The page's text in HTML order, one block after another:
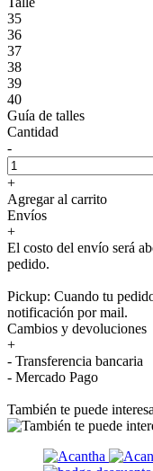
35
36
37
38
39
40
Guía de talles
Cantidad
-
+
Agregar al carrito
Envíos
+
El costo del envío será
pedido.
Pickup: Cuando tu
notificación por mail.
Cambios y devoluciones
+
- Transferencia bancaria
- Mercado Pago
También te puede